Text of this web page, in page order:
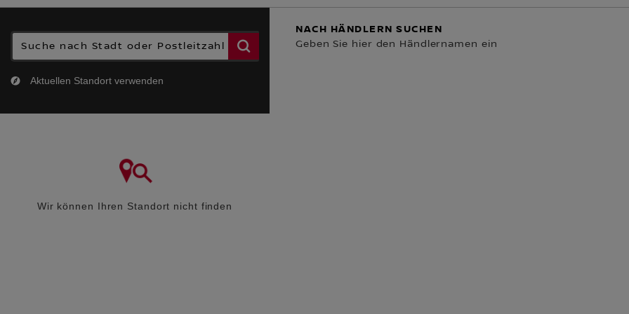
FINDEN SIE IHREN NÄCHSTEN NISSAN HÄNDLER
Suche nach Stadt oder Postleitzahl
Aktuellen Standort verwenden
Wir können Ihren Standort nicht finden
NACH HÄNDLERN SUCHEN
Geben Sie hier den Händlernamen ein